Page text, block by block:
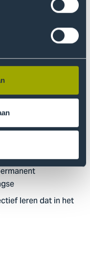
mediation wordt
van Ongemak
en kritische
leren dat in het